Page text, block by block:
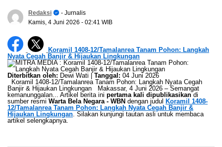
Redaksi
- Jurnalis
Kamis, 4 Juni 2026 - 02:41 WIB
Koramil 1408-12/Tamalanrea Tanam Pohon: Langkah
Nyata Cegah Banjir & Hijaukan Lingkungan
Diterbitkan oleh: Dewi Wati | Tanggal: 04 Juni 2026
Koramil 1408-12/Tamalanrea Tanam Pohon: Langkah Nyata Cegah
Banjir & Hijaukan Lingkungan Makassar, 4 Juni 2026 – Semangat
kemanunggalan... Artikel berita ini pertama kali dipublikasikan di
sumber resmi Warta Bela Negara - WBN dengan judul Koramil 1408-
12/Tamalanrea Tanam Pohon: Langkah Nyata Cegah Banjir &
Hijaukan Lingkungan. Silakan kunjungi tautan asli untuk membaca
artikel selengkapnya.